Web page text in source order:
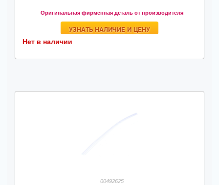
Оригинальная фирменная деталь от производителя
УЗНАТЬ НАЛИЧИЕ И ЦЕНУ
Нет в наличии
00492625